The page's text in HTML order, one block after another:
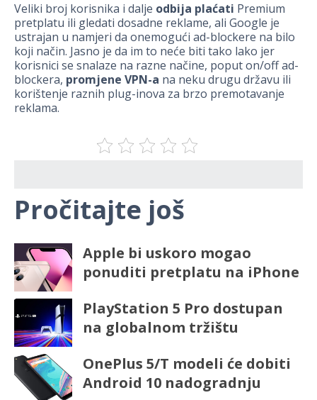
Veliki broj korisnika i dalje odbija plaćati Premium
pretplatu ili gledati dosadne reklame, ali Google je
ustrajan u namjeri da onemogući ad-blockere na bilo
koji način. Jasno je da im to neće biti tako lako jer
korisnici se snalaze na razne načine, poput on/off ad-
blockera, promjene VPN-a na neku drugu državu ili
korištenje raznih plug-inova za brzo premotavanje
reklama.
Pročitajte još
Apple bi uskoro mogao
ponuditi pretplatu na iPhone
PlayStation 5 Pro dostupan
na globalnom tržištu
OnePlus 5/T modeli će dobiti
Android 10 nadogradnju